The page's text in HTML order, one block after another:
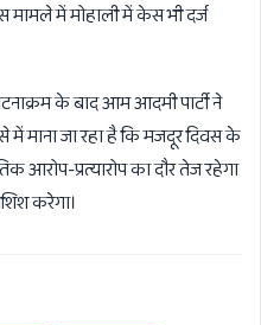
मामले में मोहाली में केस भी दर्ज
के बाद आम आदमी पार्टी ने
में माना जा रहा है कि मजदूर दिवस के
आरोप-प्रत्यारोप का दौर तेज रहेगा
करेगा।